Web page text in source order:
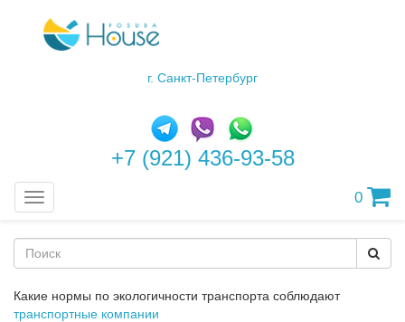
г. Санкт-Петербург
+7 (921) 436-93-58
Меню 0
Какие нормы по экологичности транспорта соблюдают
транспортные компании